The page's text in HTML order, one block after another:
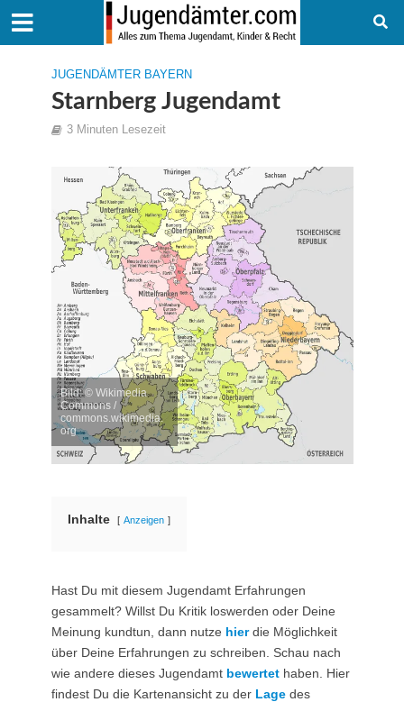
JUGENDÄMTER BAYERN
Starnberg Jugendamt
3 Minuten Lesezeit
Bild: © Wikimedia
Commons /
commons.wikimedia.
org
Inhalte Anzeigen
Hast Du mit diesem Jugendamt Erfahrungen
gesammelt? Willst Du Kritik loswerden oder Deine
Meinung kundtun, dann nutze hierdie Möglichkeit
über Deine Erfahrungen zu schreiben. Schau nach
wie andere dieses Jugendamt bewertethaben. Hier
findest Du die Kartenansicht zu der Lagedes